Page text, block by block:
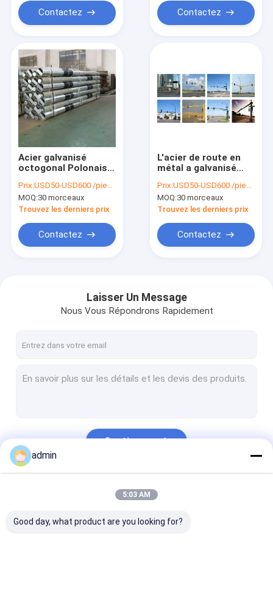
Visite d'usine
Contactez Contactez
Acier galvanisé
octogonal Polonais
10 ligne de
transmission de KV-
550 kilovolts
Prix:USD50-USD600 /piece
MOQ:30 morceaux
Trouvez les derniers prix
Contactez
L'acier de route en
métal a galvanisé
de feux de
signalisation de
courriers de plaque
Prix:USD50-USD600 /piece
MOQ:30 morceaux
Trouvez les derniers prix
Contactez
Laisser Un Message
Nous Vous Répondrons Rapidement
Continuer
admin
5:03 AM
Good day, what product are you looking for?